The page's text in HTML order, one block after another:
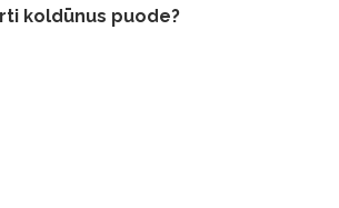
koldūnus puode?